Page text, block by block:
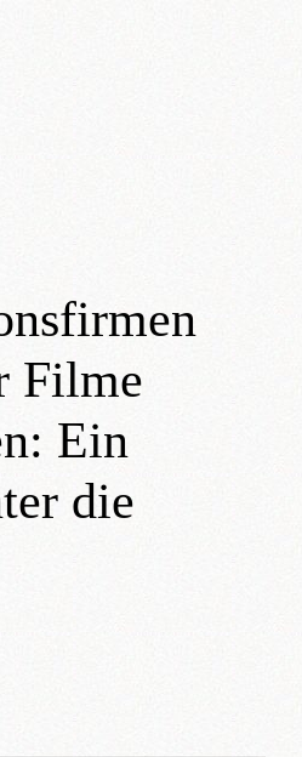
Filme
Ein
die